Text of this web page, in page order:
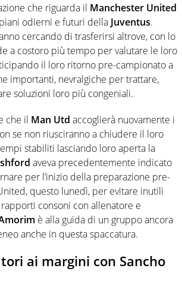
che riguarda il Manchester United
odierni e futuri della Juventus.
cercando di trasferirsi altrove, con lo
a costoro più tempo per valutare le loro
il loro ritorno pre-campionato a
importanti, nevralgiche per trattare,
soluzioni loro più congeniali.
che il Man Utd accoglierà nuovamente i
se non riusciranno a chiudere il loro
stabiliti lasciando loro aperta la
aveva precedentemente indicato
per l’inizio della preparazione pre-
questo lunedì, per evitare inutili
consoni con allenatore e
è alla guida di un gruppo ancora
anche in questa spaccatura.
ai margini con Sancho